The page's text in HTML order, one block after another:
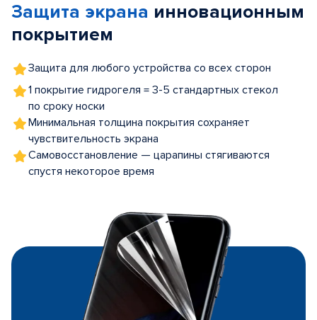
5
Защита экрана инновационным
покрытием
Защита для любого устройства со всех сторон
1 покрытие гидрогеля = 3-5 стандартных стекол
по сроку носки
Минимальная толщина покрытия сохраняет
чувствительность экрана
Самовосстановление — царапины стягиваются
спустя некоторое время